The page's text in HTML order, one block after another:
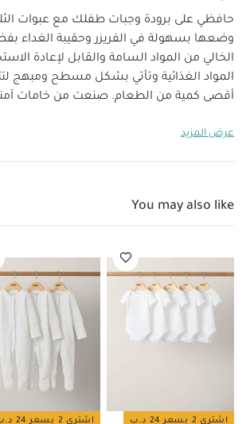
حافظي على برودة وجبات طفلك مع عبوات
وضعها بسهولة في الفريزر وحقيبة الغداء
الخالي من المواد السامة والقابل لإعادة
المواد الغذائية وتأتي بشكل مسطح ومبهج
أقصى كمية من الطعام. صنعت من خامات
خصائص المنتج:
الوزن الصافي (كغم):
غير مناسب للميكروويف
طقم من 3 عبوات ثلج
قد يعجبك أيضاً:طقم
بأكمام قصيرة قماش عضوي بلون أبيض - 5 قطع
بنطال سمارت
سيترون متوسطة - 500 مل - بالرينا
لعبة لينة
عرض المزيد
You may also like
اشتري 2 بسعر 24 د.ب اشتري 2 بسعر 24 د.ب